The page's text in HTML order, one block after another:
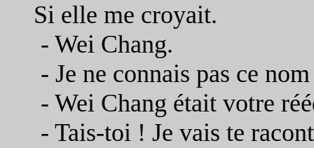
Si elle me croyait.
- Wei Chang.
- Je ne connais pas ce
- Wei Chang était votre
- Tais-toi ! Je vais te